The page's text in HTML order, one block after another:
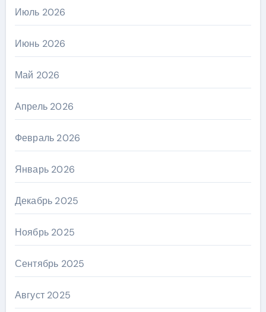
Июль 2026
Июнь 2026
Май 2026
Апрель 2026
Февраль 2026
Январь 2026
Декабрь 2025
Ноябрь 2025
Сентябрь 2025
Август 2025